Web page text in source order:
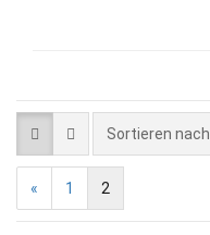
Sortieren nach
Sortieren nach
« 1 2